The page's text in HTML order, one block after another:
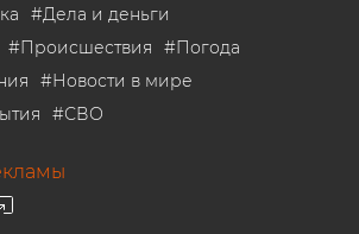
#Дела и деньги
#Происшествия #Погода
#Новости в мире
#СВО